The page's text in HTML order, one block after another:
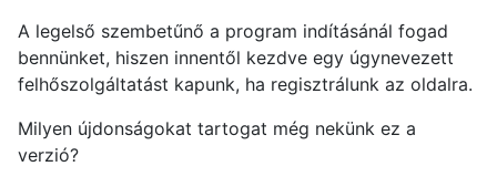
A legelső szembetűnő a program indításánál fogad
bennünket, hiszen innentől kezdve egy úgynevezett
felhőszolgáltatást kapunk, ha regisztrálunk az oldalra.
Milyen újdonságokat tartogat még nekünk ez a
verzió?